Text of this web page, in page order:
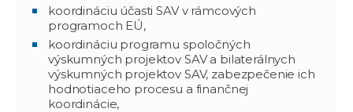
koordináciu účasti SAV v rámcových
programoch EÚ,
koordináciu programu spoločných
výskumných projektov SAV a bilaterálnych
výskumných projektov SAV, zabezpečenie ich
hodnotiaceho procesu a finančnej
koordinácie,